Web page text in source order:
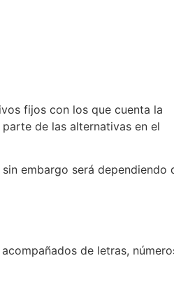
fijos con los que cuenta la
de las alternativas en el
embargo será dependiendo
de letras,